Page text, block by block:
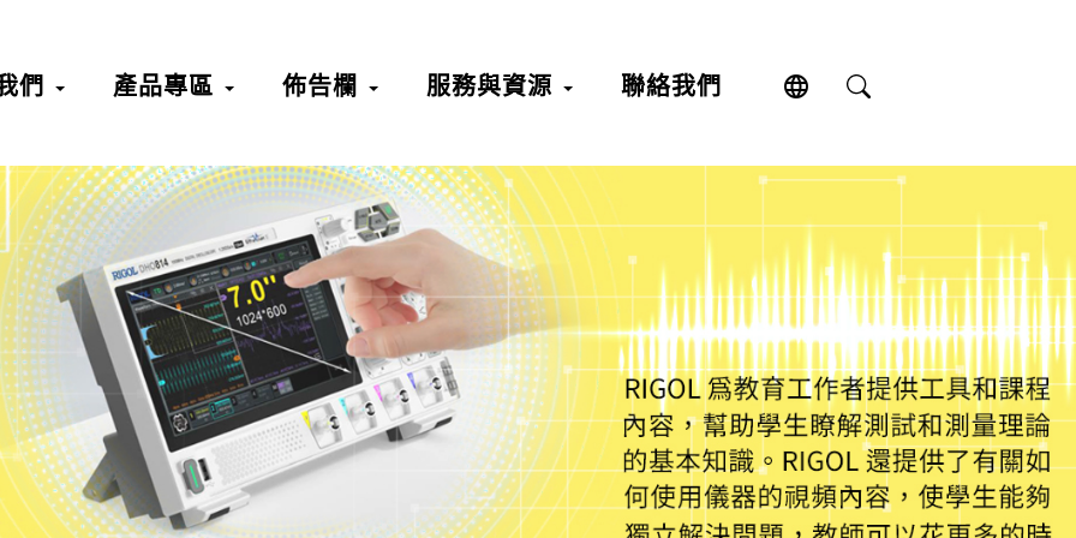
們 產品專區 佈告欄 服務與資源 聯絡我們 language